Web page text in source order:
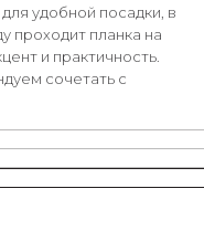
удобной посадки, в
проходит планка на
и практичность.
сочетать с